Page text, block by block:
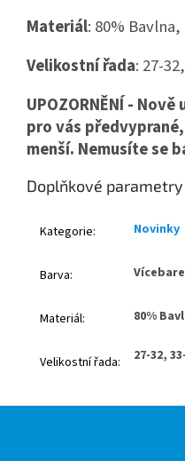
Materiál: 80%
Velikostní řada: 27-
UPOZORNĚNÍ -
pro vás
menší. Nemusíte se
Doplňkové parametry
Kategorie: Novinky
Barva:
Materiál: 80%
Velikostní řada: 27-32,